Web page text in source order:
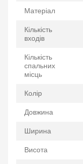
Матеріал
Кількість
входів
Кількість
спальних
місць
Колір
Довжина
Ширина
Висота